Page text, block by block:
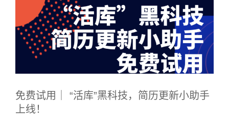
免费试用｜ “活库”黑科技，简历更新小助手
上线！